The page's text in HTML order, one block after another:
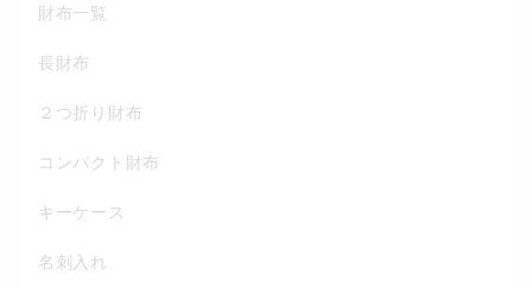
財布一覧
長財布
２つ折り財布
コンパクト財布
キーケース
名刺入れ